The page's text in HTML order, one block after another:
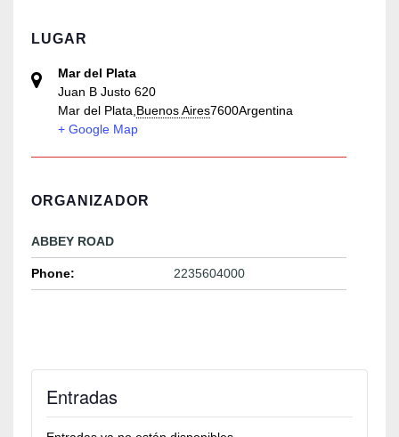
LUGAR
Mar del Plata
Juan B Justo 620
Mar del Plata Buenos Aires7600Argentina
+ Google Map
ORGANIZADOR
ABBEY ROAD
Phone: 2235604000
Entradas